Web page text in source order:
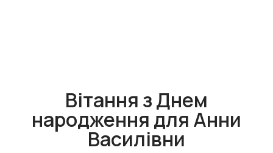
Вітання з Днем
народження для Анни
Василівни